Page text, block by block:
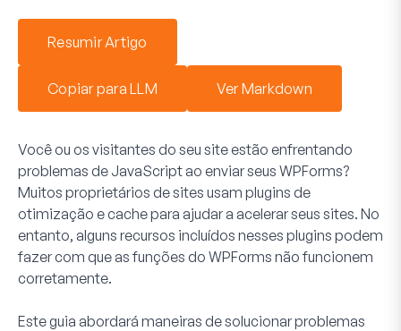
Resumir Artigo
Copiar para LLM Ver Markdown
Você ou os visitantes do seu site estão enfrentando
problemas de JavaScript ao enviar seus WPForms?
Muitos proprietários de sites usam plugins de
otimização e cache para ajudar a acelerar seus sites. No
entanto, alguns recursos incluídos nesses plugins podem
fazer com que as funções do WPForms não funcionem
corretamente.
Este guia abordará maneiras de solucionar problemas